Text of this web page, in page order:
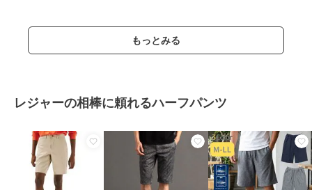
もっとみる
レジャーの相棒に頼れるハーフパンツ